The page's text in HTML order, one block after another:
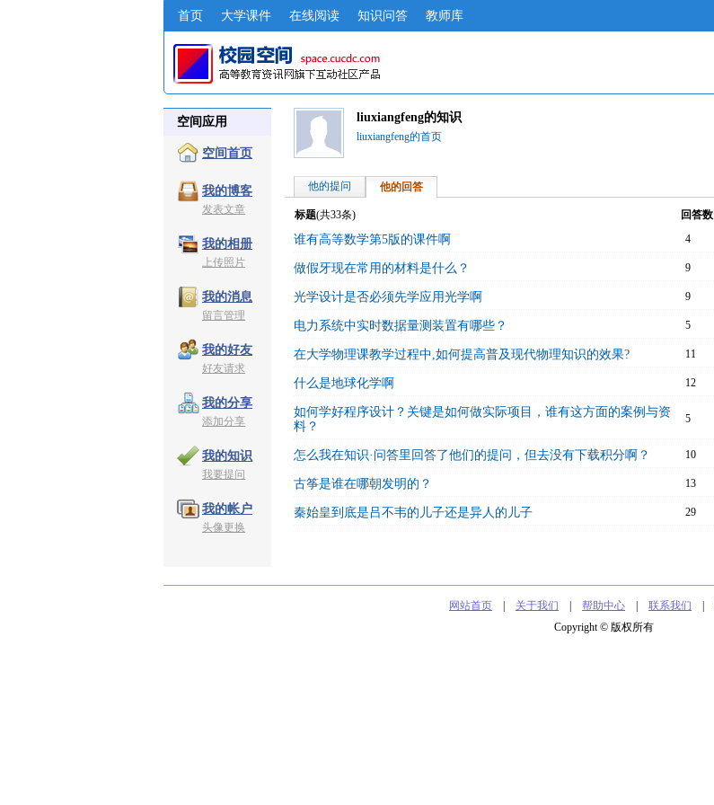
首页 大学课件 在线阅读 知识问答 教师库
空间应用
空间首页
我的博客
发表文章
我的相册
上传照片
我的消息
留言管理
我的好友
好友请求
我的分享
添加分享
我的知识
我要提问
我的帐户
头像更换
liuxiangfeng的知识
liuxiangfeng的首页
他的提问 他的回答
标题(共33条) 回答数
谁有高等数学第5版的课件啊 4
做假牙现在常用的材料是什么？ 9
光学设计是否必须先学应用光学啊 9
电力系统中实时数据量测装置有哪些？ 5
在大学物理课教学过程中,如何提高普及现代物理知识的效果? 11
什么是地球化学啊 12
如何学好程序设计？关键是如何做实际项目，谁有这方面的案例与资
料？
5
怎么我在知识·问答里回答了他们的提问，但去没有下载积分啊？ 10
古筝是谁在哪朝发明的？ 13
秦始皇到底是吕不韦的儿子还是异人的儿子 29
网站首页 关于我们 帮助中心 联系我们
Copyright © 版权所有